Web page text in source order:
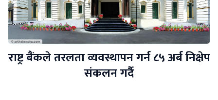
राष्ट्र बैंकले तरलता व्यवस्थापन गर्न ८५ अर्ब निक्षेप
संकलन गर्दै